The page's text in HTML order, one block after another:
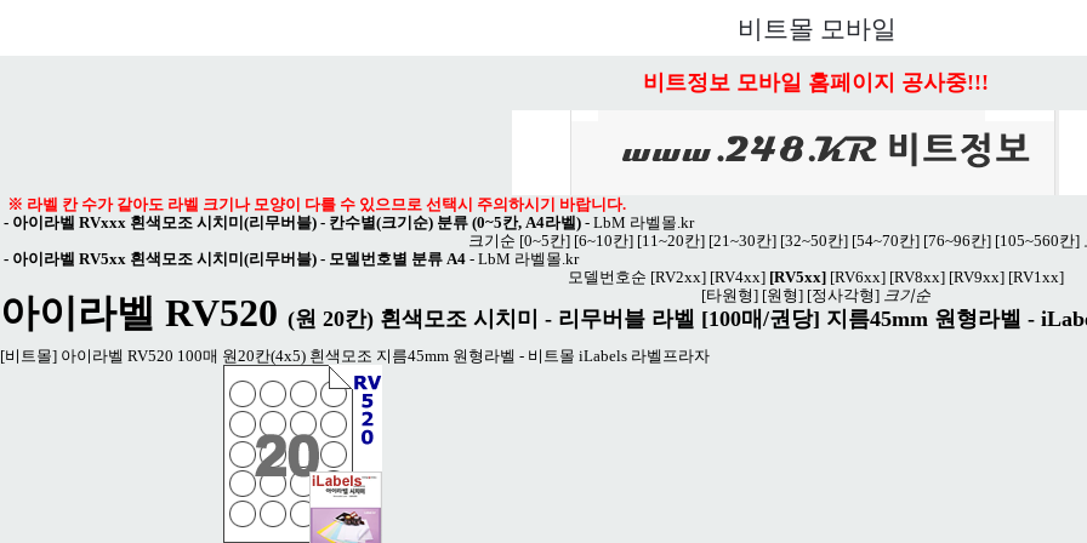
비트몰 모바일
비트정보 모바일 홈페이지 공사중!!!
※ 라벨 칸 수가 같아도 라벨 크기나 모양이 다를 수 있으므로 선택시 주의하시기 바랍니다.
- 아이라벨 RVxxx 흰색모조 시치미(리무버블) - 칸수별(크기순) 분류 (0~5칸, A4라벨) - LbM 라벨몰.kr
크기순 [0~5칸] [6~10칸] [11~20칸] [21~30칸] [32~50칸] [54~70칸] [76~96칸] [105~560칸]
- 아이라벨 RV5xx 흰색모조 시치미(리무버블) - 모델번호별 분류 A4 - LbM 라벨몰.kr
모델번호순 [RV2xx] [RV4xx] [RV5xx] [RV6xx] [RV8xx] [RV9xx] [RV1xx]
[타원형] [원형] [정사각형] 크기순
아이라벨 RV520 (원 20칸) 흰색모조 시치미 - 리무버블 라벨 [100매/권당] 지름45mm 원형라벨 -
[비트몰] 아이라벨 RV520 100매 원20칸(4x5) 흰색모조 지름45mm 원형라벨 - 비트몰 iLabels 라벨프라자